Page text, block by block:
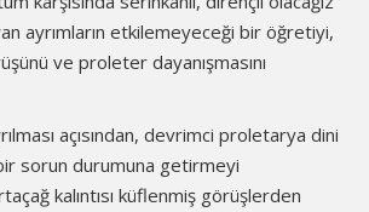
ayrımların etkilemeyeceği bir öğretiyi,
ve proleter dayanışmasını
açısından, devrimci proletarya dini
sorun durumuna getirmeyi
kalıntısı küflenmiş görüşlerden